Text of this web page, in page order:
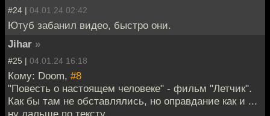
#24 | 04.01.24 02:42
Ютуб забанил видео, быстро они.
Jihar »
#25 | 04.01.24 16:18
Кому: Doom, #8
"Повесть о настоящем человеке" - фильм "Летчик".
Как бы там не обставлялись, но оправдание как и ...
ну дальше по тексту.